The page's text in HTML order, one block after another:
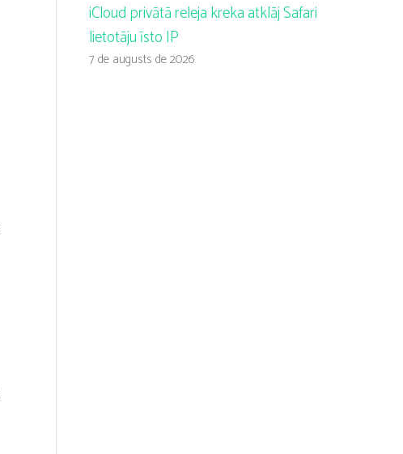
iCloud privātā releja kreka atklāj Safari
lietotāju īsto IP
7 de augusts de 2026